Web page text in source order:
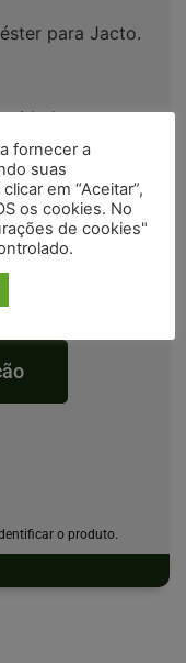
para Jacto.
entrega rápida
que só
tem!
o produto.
fornecer a
suas
em “Aceitar”,
os cookies. No
de cookies"